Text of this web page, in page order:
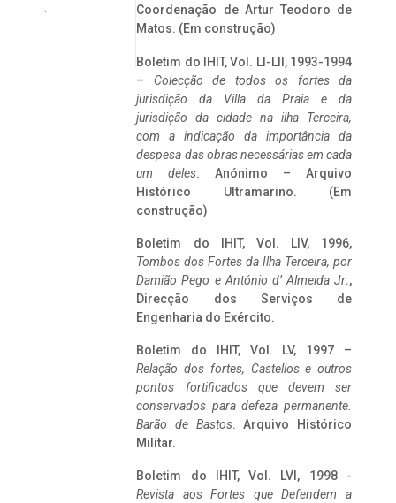
Coordenação de Artur Teodoro de
Matos. (Em construção)
Boletim do IHIT, Vol. LI-LII, 1993-1994
– Colecção de todos os fortes da
jurisdição da Villa da Praia e da
jurisdição da cidade na ilha Terceira,
com a indicação da importância da
despesa das obras necessárias em cada
um deles. Anónimo – Arquivo
Histórico Ultramarino. (Em
construção)
Boletim do IHIT, Vol. LIV, 1996,
Tombos dos Fortes da Ilha Terceira, por
Damião Pego e António d’ Almeida Jr.,
Direcção dos Serviços de
Engenharia do Exército.
Boletim do IHIT, Vol. LV, 1997 –
Relação dos fortes, Castellos e outros
pontos fortificados que devem ser
conservados para defeza permanente.
Barão de Bastos. Arquivo Histórico
Militar.
Boletim do IHIT, Vol. LVI, 1998 -
Revista aos Fortes que Defendem a